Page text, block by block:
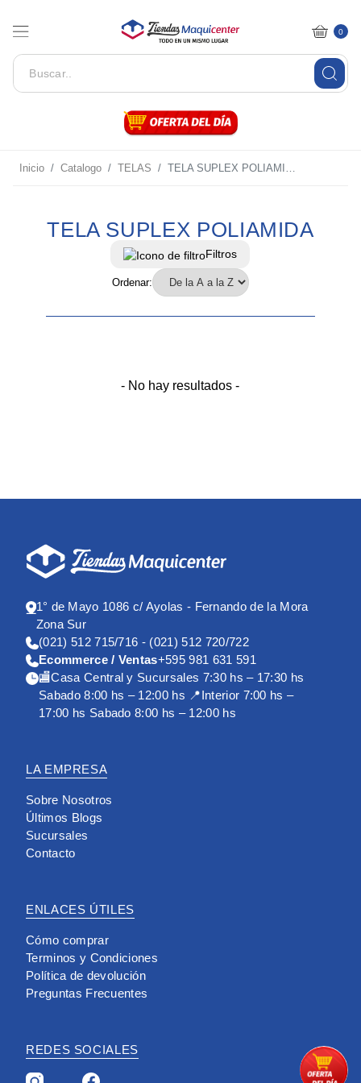
0
Inicio Catalogo TELAS TELA SUPLEX POLIAMIDA
TELA SUPLEX POLIAMIDA
Filtros
Ordenar:
- No hay resultados -
1° de Mayo 1086 c/ Ayolas - Fernando de la Mora
Zona Sur
(021) 512 715/716 - (021) 512 720/722
Ecommerce / Ventas+595 981 631 591
🏬Casa Central y Sucursales 7:30 hs – 17:30 hs
Sabado 8:00 hs – 12:00 hs 📍Interior 7:00 hs –
17:00 hs Sabado 8:00 hs – 12:00 hs
LA EMPRESA
Sobre Nosotros
Últimos Blogs
Sucursales
Contacto
ENLACES ÚTILES
Cómo comprar
Terminos y Condiciones
Política de devolución
Preguntas Frecuentes
REDES SOCIALES